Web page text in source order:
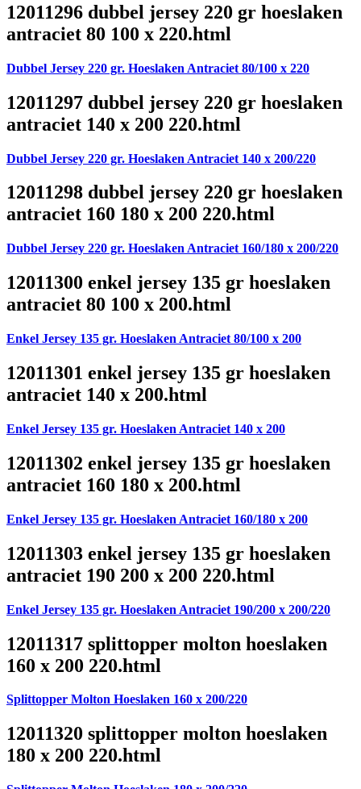
12011296 dubbel jersey 220 gr hoeslaken
antraciet 80 100 x 220.html
Dubbel Jersey 220 gr. Hoeslaken Antraciet 80/100 x 220
12011297 dubbel jersey 220 gr hoeslaken
antraciet 140 x 200 220.html
Dubbel Jersey 220 gr. Hoeslaken Antraciet 140 x 200/220
12011298 dubbel jersey 220 gr hoeslaken
antraciet 160 180 x 200 220.html
Dubbel Jersey 220 gr. Hoeslaken Antraciet 160/180 x 200/220
12011300 enkel jersey 135 gr hoeslaken
antraciet 80 100 x 200.html
Enkel Jersey 135 gr. Hoeslaken Antraciet 80/100 x 200
12011301 enkel jersey 135 gr hoeslaken
antraciet 140 x 200.html
Enkel Jersey 135 gr. Hoeslaken Antraciet 140 x 200
12011302 enkel jersey 135 gr hoeslaken
antraciet 160 180 x 200.html
Enkel Jersey 135 gr. Hoeslaken Antraciet 160/180 x 200
12011303 enkel jersey 135 gr hoeslaken
antraciet 190 200 x 200 220.html
Enkel Jersey 135 gr. Hoeslaken Antraciet 190/200 x 200/220
12011317 splittopper molton hoeslaken
160 x 200 220.html
Splittopper Molton Hoeslaken 160 x 200/220
12011320 splittopper molton hoeslaken
180 x 200 220.html